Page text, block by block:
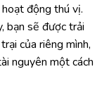
động thú vị.
bạn sẽ được trải
của riêng mình,
nguyên một cách